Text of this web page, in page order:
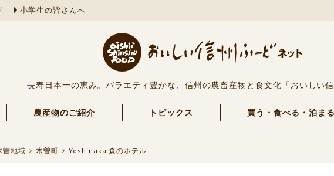
小学生の皆さんへ
長寿日本一の恵み。バラエティ豊かな、信州の農畜産物と食文化「おいしい信
農産物のご紹介 トピックス 買う・食べる・泊まる
曽地域 木曽町 Yoshinaka 森のホテル